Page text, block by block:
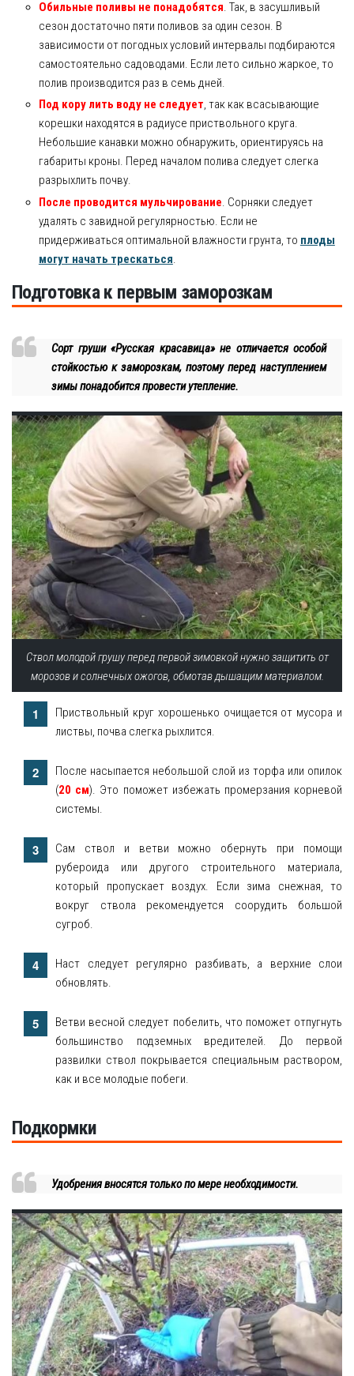
Обильные поливы не понадобятся . Так, в засушливый
сезон достаточно пяти поливов за один сезон. В
зависимости от погодных условий интервалы подбираются
самостоятельно садоводами. Если лето сильно жаркое, то
полив производится раз в семь дней.
Под кору лить воду не следует, так как всасывающие
корешки находятся в радиусе приствольного круга.
Небольшие канавки можно обнаружить, ориентируясь на
габариты кроны. Перед началом полива следует слегка
разрыхлить почву.
После проводится мульчирование. Сорняки следует
удалять с завидной регулярностью. Если не
придерживаться оптимальной влажности грунта, то плоды
могут начать трескаться.
Подготовка к первым заморозкам
Сорт груши «Русская красавица» не отличается особой
стойкостью к заморозкам, поэтому перед наступлением
зимы понадобится провести утепление.
Ствол молодой грушу перед первой зимовкой нужно защитить от
морозов и солнечных ожогов, обмотав дышащим материалом.
Приствольный круг хорошенько очищается от мусора и
листвы, почва слегка рыхлится.
После насыпается небольшой слой из торфа или опилок
(20 см). Это поможет избежать промерзания корневой
системы.
Сам ствол и ветви можно обернуть при помощи
рубероида или другого строительного материала,
который пропускает воздух. Если зима снежная, то
вокруг ствола рекомендуется соорудить большой
сугроб.
Наст следует регулярно разбивать, а верхние слои
обновлять.
Ветви весной следует побелить, что поможет отпугнуть
большинство подземных вредителей. До первой
развилки ствол покрывается специальным раствором,
как и все молодые побеги.
Подкормки
Удобрения вносятся только по мере необходимости.